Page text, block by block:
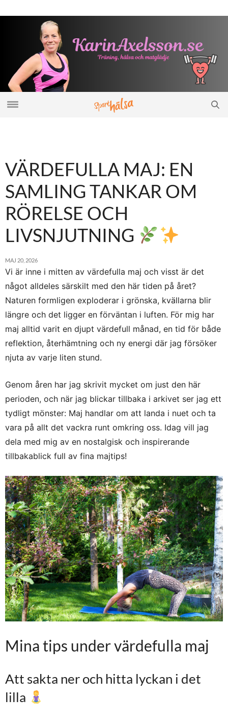
VÄRDEFULLA MAJ: EN
SAMLING TANKAR OM
RÖRELSE OCH
LIVSNJUTNING
MAJ 20, 2026
Vi är inne i mitten av värdefulla maj och visst är det
något alldeles särskilt med den här tiden på året?
Naturen formligen exploderar i grönska, kvällarna blir
längre och det ligger en förväntan i luften. För mig har
maj alltid varit en djupt värdefull månad, en tid för både
reflektion, återhämtning och ny energi där jag försöker
njuta av varje liten stund.
Genom åren har jag skrivit mycket om just den här
perioden, och när jag blickar tillbaka i arkivet ser jag ett
tydligt mönster: Maj handlar om att landa i nuet och ta
vara på allt det vackra runt omkring oss. Idag vill jag
dela med mig av en nostalgisk och inspirerande
tillbakablick full av fina majtips!
Mina tips under värdefulla maj
Att sakta ner och hitta lyckan i det
lilla